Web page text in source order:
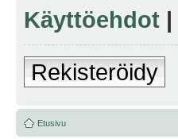
Käyttöehdot |
Rekisteröidy
Etusivu